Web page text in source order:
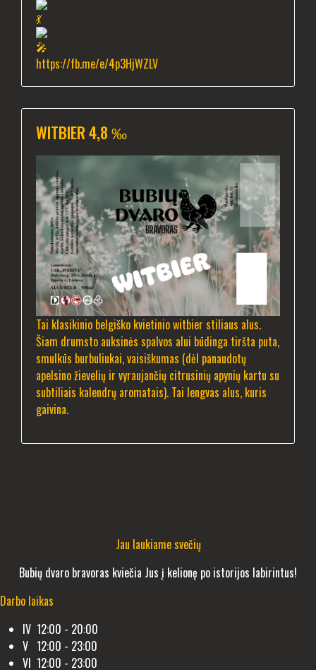
https://fb.me/e/4p3HjWZLV
WITBIER 4,8 ‰
Tai klasikinio belgiško kvietinio witbier stiliaus alus.
Šiam drumsto auksinės spalvos alui būdinga tiršta puta,
smulkūs burbuliukai, vaisiškumas (dėl panaudotų
apelsino žievelių ir vyraujančių citrusinių apynių kartu su
subtiliais kalendrų aromatais). Tai lengvas alus, kuris
gaivina.
Jau laukiame svečių
Bubių dvaro bravoras kviečia Jus į kelionę po istorijos labirintus!
Darbo laikas
IV 12:00 - 20:00
V 12:00 - 23:00
VI 12:00 - 23:00